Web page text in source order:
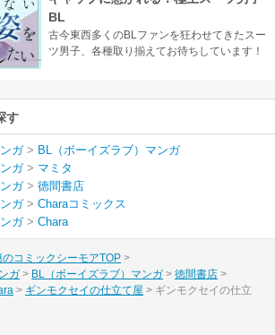
BL
古今東西多くのBLファンを狂わせてきたスー
ツ男子、各種取り揃えてお待ちしています！
す
ガ> BL（ボーイズラブ）マンガ
ガ> マミタ
ガ> 徳間書店
ガ> Charaコミックス
ガ> Chara
コミックシーモアTOP
ガ
BL（ボーイズラブ）マンガ
徳間書店
ギンモクセイの仕立て屋
ギンモクセイの仕立